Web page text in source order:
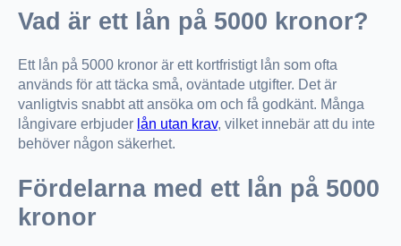
Vad är ett lån på 5000 kronor?
Ett lån på 5000 kronor är ett kortfristigt lån som ofta
används för att täcka små, oväntade utgifter. Det är
vanligtvis snabbt att ansöka om och få godkänt. Många
långivare erbjuder lån utan krav, vilket innebär att du inte
behöver någon säkerhet.
Fördelarna med ett lån på 5000
kronor